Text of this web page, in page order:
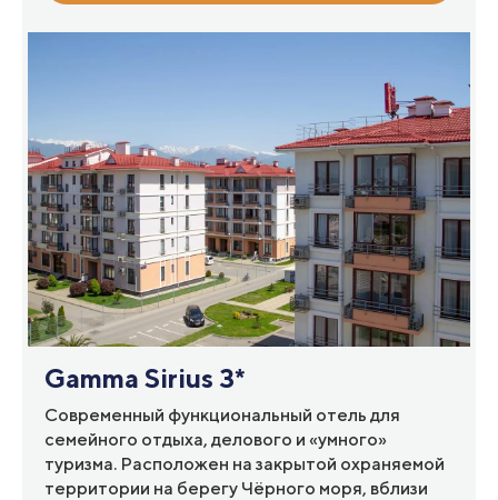
Gamma Sirius 3*
Современный функциональный отель для
семейного отдыха, делового и «умного»
туризма. Расположен на закрытой охраняемой
территории на берегу Чёрного моря, вблизи